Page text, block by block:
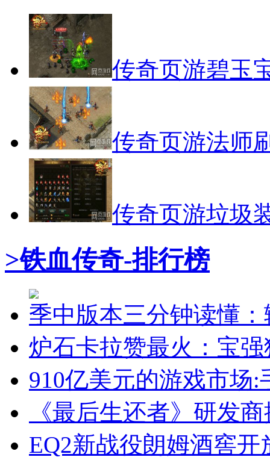
传奇页游碧玉
传奇页游法师
传奇页游垃圾
>铁血传奇-排行榜
季中版本三分钟读懂
炉石卡拉赞最火：宝
910亿美元的游戏市场
《最后生还者》研发
EQ2新战役朗姆酒窖